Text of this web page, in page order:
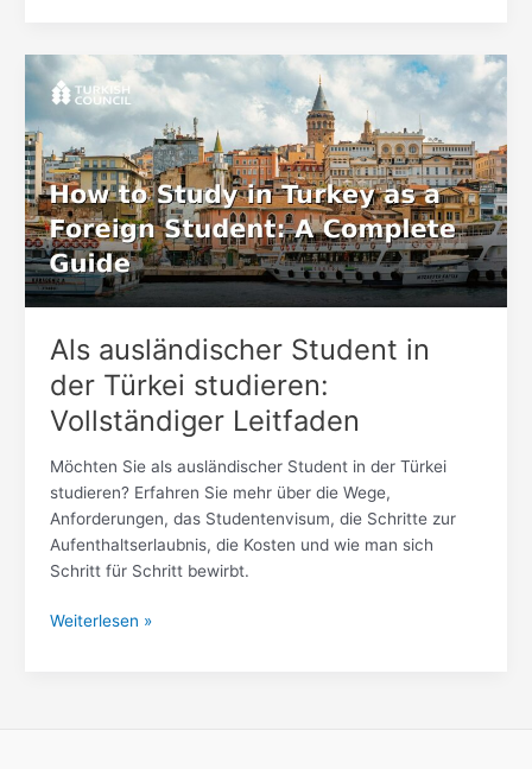
Als ausländischer Student in
der Türkei studieren:
Vollständiger Leitfaden
Möchten Sie als ausländischer Student in der Türkei
studieren? Erfahren Sie mehr über die Wege,
Anforderungen, das Studentenvisum, die Schritte zur
Aufenthaltserlaubnis, die Kosten und wie man sich
Schritt für Schritt bewirbt.
ausländischer
Student
in
der
Türkei
studieren:
Vollständiger
Leitfaden
Weiterlesen »